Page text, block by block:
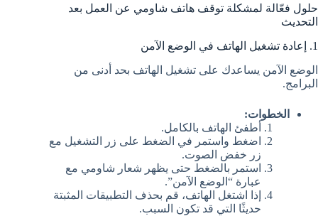
حلول فعّالة لمشكلة توقف هاتف شاومي عن العمل بعد
التحديث
1. إعادة تشغيل الهاتف في الوضع الآمن
الوضع الآمن يساعدك على تشغيل الهاتف بحد أدنى من
البرامج.
الخطوات:
أطفئ الهاتف بالكامل.
اضغط واستمر في الضغط على زر التشغيل مع
زر خفض الصوت.
استمر بالضغط حتى يظهر شعار شاومي مع
عبارة “الوضع الآمن”.
إذا اشتغل الهاتف، قم بحذف التطبيقات المثبتة
حديثًا التي قد تكون السبب.